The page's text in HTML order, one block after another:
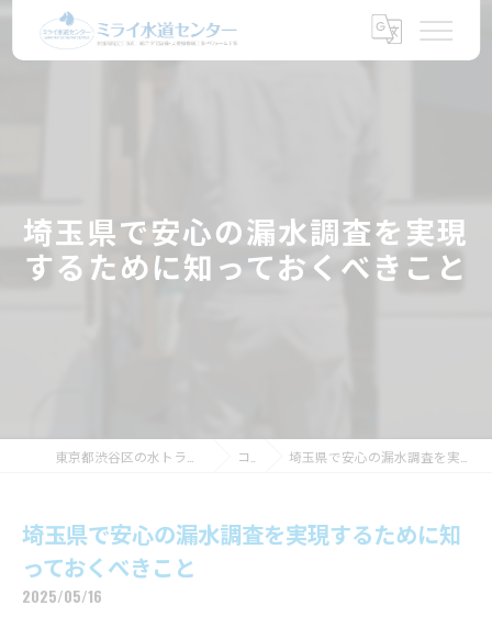
埼玉県で安心の漏水調査を実現
するために知っておくべきこと
コラム 埼玉県で安心の漏水調査を実現するために知っておくべきこと
埼玉県で安心の漏水調査を実現するために知
っておくべきこと
2025/05/16